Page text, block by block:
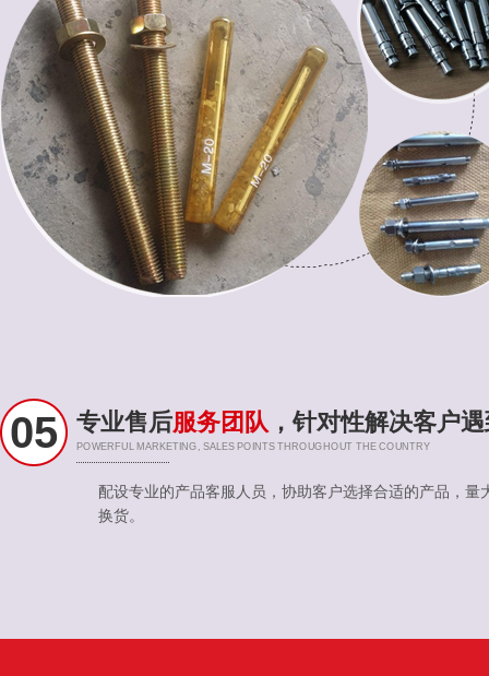
05 专业售后服务团队 ，针对性解决客户
POWERFUL MARKETING, SALES POINTS THROUGHOUT THE COUNTRY
配设专业的产品客服人员，协助客户选择合适的产品，量
换货。